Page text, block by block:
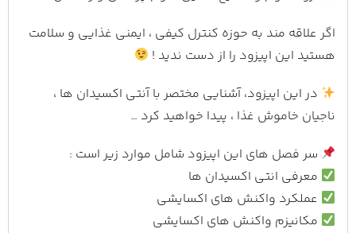
اگر علاقه مند به حوزه کنترل کیفی ، ایمنی غذایی و سلامت
هستید این اپیزود را از دست ندید !
در این اپیزود، آشنایی مختصر با آنتی اکسیدان ها ،
ناجیان خاموش غذا ، پیدا خواهید کرد …
سر فصل های این اپیزود شامل موارد زیر است :
معرفی انتی اکسیدان ها
عملکرد واکنش های اکسایشی
مکانیزم واکنش های اکسایشی